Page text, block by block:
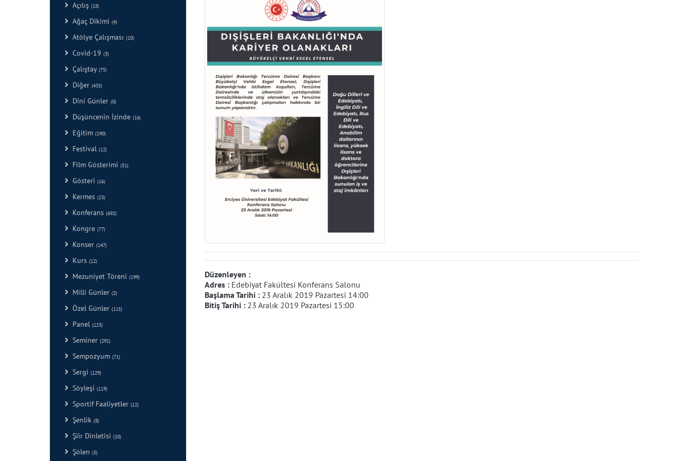
Açılış (18)
Ağaç Dikimi (4)
Atölye Çalışması (10)
Covid-19 (3)
Çalıştay (75)
Diğer (435)
Dini Günler (0)
Düşüncenin İzinde (16)
Eğitim (190)
Festival (12)
Film Gösterimi (51)
Gösteri (16)
Kermes (23)
Konferans (692)
Kongre (77)
Konser (147)
Kurs (12)
Mezuniyet Töreni (199)
Milli Günler (2)
Özel Günler (115)
Panel (123)
Seminer (291)
Sempozyum (71)
Sergi (129)
Söyleşi (119)
Sportif Faaliyetler (12)
Şenlik (8)
Şiir Dinletisi (10)
Şölen (5)
Düzenleyen :
Adres : Edebiyat Fakültesi Konferans Salonu
Başlama Tarihi : 23 Aralık 2019 Pazartesi 14:00
Bitiş Tarihi : 23 Aralık 2019 Pazartesi 15:00